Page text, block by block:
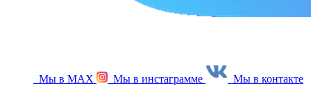
Мы в МАХ Мы в инстаграмме Мы в контакте